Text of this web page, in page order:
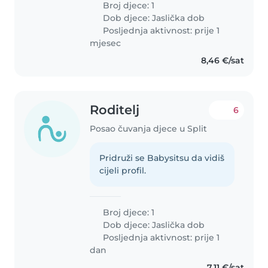
ugodna i prijateljski raspoložena.
Pažljivo bi je pregledali..
Broj djece: 1
Dob djece:Jaslička dob
Posljednja aktivnost: prije 1
mjesec
8,46 €/sat
Roditelj
Posao čuvanja djece u Split
6
Pridruži se Babysitsu da vidiš
cijeli profil.
Broj djece: 1
Dob djece:Jaslička dob
Posljednja aktivnost: prije 1
dan